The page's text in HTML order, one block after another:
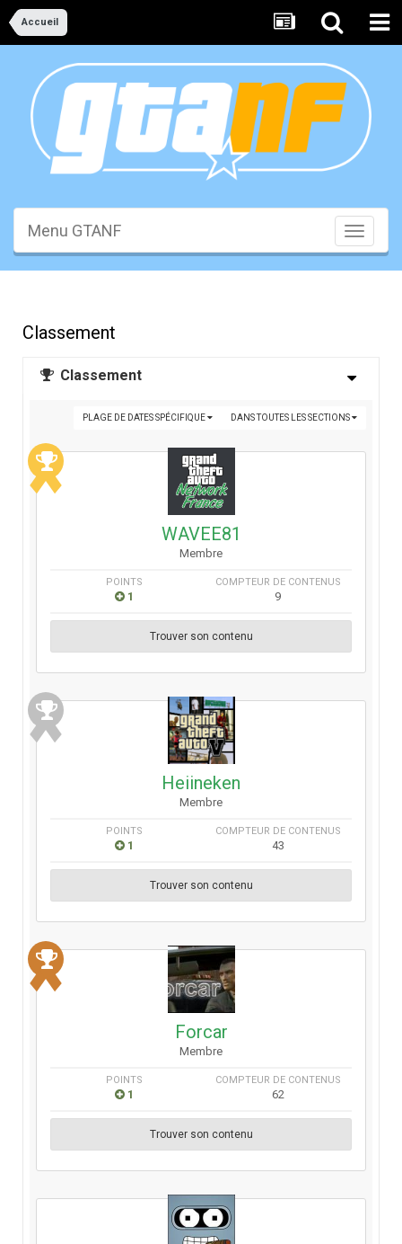
Accueil
Toggle
Menu GTANF
Classement
Classement
DANS TOUTES LES SECTIONS
PLAGE DE DATES SPÉCIFIQUE
WAVEE81
Membre
POINTS
1
COMPTEUR DE CONTENUS
9
Trouver son contenu
Heiineken
Membre
POINTS
1
COMPTEUR DE CONTENUS
43
Trouver son contenu
Forcar
Membre
POINTS
1
COMPTEUR DE CONTENUS
62
Trouver son contenu